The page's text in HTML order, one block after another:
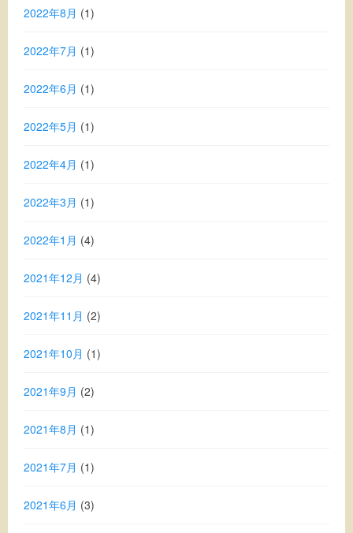
2022年8月 (1)
2022年7月 (1)
2022年6月 (1)
2022年5月 (1)
2022年4月 (1)
2022年3月 (1)
2022年1月 (4)
2021年12月 (4)
2021年11月 (2)
2021年10月 (1)
2021年9月 (2)
2021年8月 (1)
2021年7月 (1)
2021年6月 (3)